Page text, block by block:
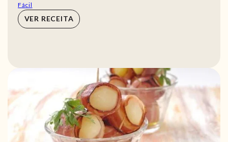
Fácil
VER RECEITA